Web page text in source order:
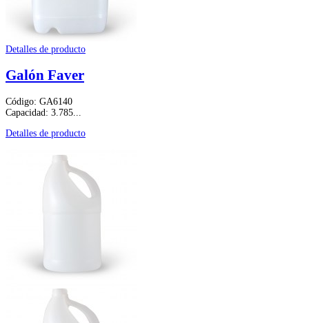
Detalles de producto
Galón Faver
Código: GA6140
Capacidad: 3.785...
Detalles de producto